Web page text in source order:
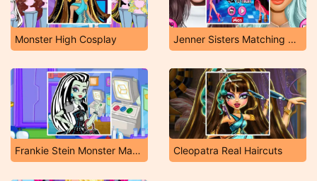
Monster High Cosplay Jenner Sisters Matching Monster High
Frankie Stein Monster Maker Cleopatra Real Haircuts